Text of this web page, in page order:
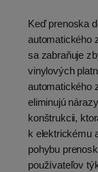
Keď prenoska
automatického
sa zabraňuje
vinylových
automatického
eliminujú
konštrukcii,
k elektrickému
pohybu
používateľov